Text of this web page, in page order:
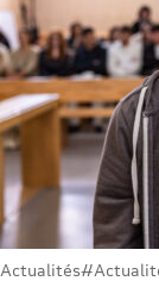
Actualités